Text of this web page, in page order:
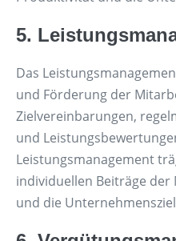
5.
Das
und Förderung der
Zielvereinbarungen,
und
Leistungsmanagement
individuellen Beiträge
und die